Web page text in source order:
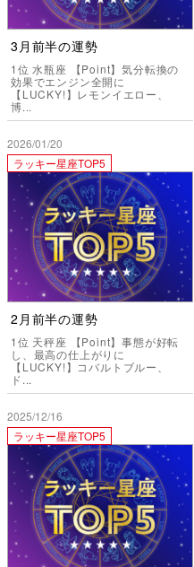
3月前半の運勢
1位 水瓶座 【Point】気分転換の
効果でエンジン全開に
【LUCKY!】レモンイエロー、
博...
2026/01/20
ラッキー星座TOP5
2月前半の運勢
1位 天秤座 【Point】事態が好転
し、最高の仕上がりに
【LUCKY!】コバルトブルー、
ド...
2025/12/16
ラッキー星座TOP5